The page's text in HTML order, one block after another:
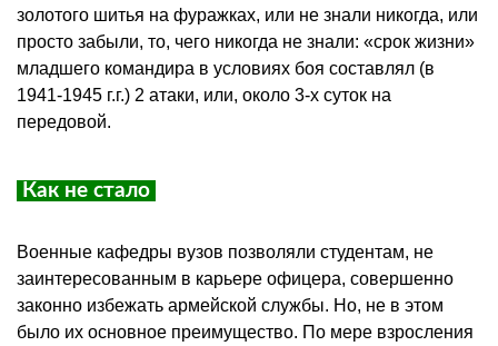
золотого шитья на фуражках, или не знали никогда, или
просто забыли, то, чего никогда не знали: «срок жизни»
младшего командира в условиях боя составлял (в
1941-1945 г.г.) 2 атаки, или, около 3-х суток на
передовой.
Как не стало
Военные кафедры вузов позволяли студентам, не
заинтересованным в карьере офицера, совершенно
законно избежать армейской службы. Но, не в этом
было их основное преимущество. По мере взросления